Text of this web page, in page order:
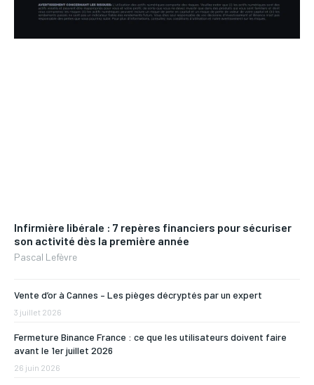
Infirmière libérale : 7 repères financiers pour sécuriser
son activité dès la première année
Pascal Lefèvre
Vente d’or à Cannes – Les pièges décryptés par un expert
3 juillet 2026
Fermeture Binance France : ce que les utilisateurs doivent faire
avant le 1er juillet 2026
26 juin 2026